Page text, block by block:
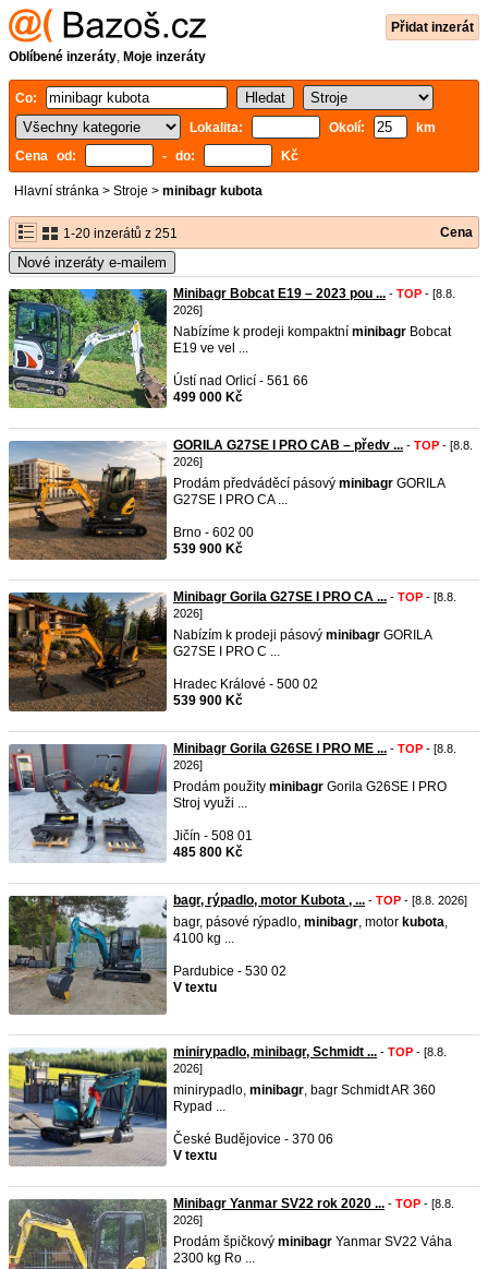
Přidat inzerát
Oblíbené inzeráty, Moje inzeráty
Co:
Lokalita:
Okolí:
km
Cena od:
- do: Kč
Hlavní stránka > Stroje > minibagr kubota
1-20 inzerátů z 251 Cena
Nové inzeráty e-mailem
Minibagr Bobcat E19 – 2023 pou ... - TOP - [8.8.
2026]
Nabízíme k prodeji kompaktní minibagr Bobcat
E19 ve vel ...
Ústí nad Orlicí - 561 66
499 000 Kč
GORILA G27SE I PRO CAB – předv ... - TOP - [8.8.
2026]
Prodám předváděcí pásový minibagr GORILA
G27SE I PRO CA ...
Brno - 602 00
539 900 Kč
Minibagr Gorila G27SE I PRO CA ... - TOP - [8.8.
2026]
Nabízím k prodeji pásový minibagr GORILA
G27SE I PRO C ...
Hradec Králové - 500 02
539 900 Kč
Minibagr Gorila G26SE I PRO ME ... - TOP - [8.8.
2026]
Prodám použity minibagr Gorila G26SE I PRO
Stroj využi ...
Jičín - 508 01
485 800 Kč
bagr, rýpadlo, motor Kubota , ... - TOP - [8.8. 2026]
bagr, pásové rýpadlo, minibagr, motor kubota,
4100 kg ...
Pardubice - 530 02
V textu
minirypadlo, minibagr, Schmidt ... - TOP - [8.8.
2026]
minirypadlo, minibagr, bagr Schmidt AR 360
Rypad ...
České Budějovice - 370 06
V textu
Minibagr Yanmar SV22 rok 2020 ... - TOP - [8.8.
2026]
Prodám špičkový minibagr Yanmar SV22 Váha
2300 kg Ro ...